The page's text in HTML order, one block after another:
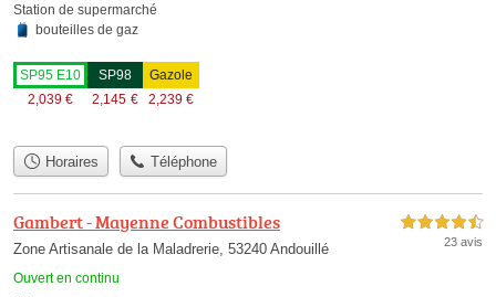
Station de supermarché
bouteilles de gaz
SP95 E10
2,039 €
SP98
2,145 €
Gazole
2,239 €
Horaires Téléphone
Gambert - Mayenne Combustibles
Zone Artisanale de la Maladrerie, 53240 Andouillé
Ouvert en continu
4,5 étoiles sur 5
23 avis